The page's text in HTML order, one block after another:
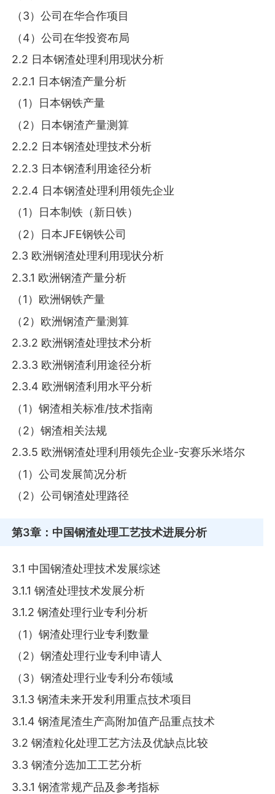
（3）公司在华合作项目
（4）公司在华投资布局
2.2 日本钢渣处理利用现状分析
2.2.1 日本钢渣产量分析
（1）日本钢铁产量
（2）日本钢渣产量测算
2.2.2 日本钢渣处理技术分析
2.2.3 日本钢渣利用途径分析
2.2.4 日本钢渣处理利用领先企业
（1）日本制铁（新日铁）
（2）日本JFE钢铁公司
2.3 欧洲钢渣处理利用现状分析
2.3.1 欧洲钢渣产量分析
（1）欧洲钢铁产量
（2）欧洲钢渣产量测算
2.3.2 欧洲钢渣处理技术分析
2.3.3 欧洲钢渣利用途径分析
2.3.4 欧洲钢渣利用水平分析
（1）钢渣相关标准/技术指南
（2）钢渣相关法规
2.3.5 欧洲钢渣处理利用领先企业-安赛乐米塔尔
（1）公司发展简况分析
（2）公司钢渣处理路径
第3章 ：中国钢渣处理工艺技术进展分析
3.1 中国钢渣处理技术发展综述
3.1.1 钢渣处理技术发展分析
3.1.2 钢渣处理行业专利分析
（1）钢渣处理行业专利数量
（2）钢渣处理行业专利申请人
（3）钢渣处理行业专利分布领域
3.1.3 钢渣未来开发利用重点技术项目
3.1.4 钢渣尾渣生产高附加值产品重点技术
3.2 钢渣粒化处理工艺方法及优缺点比较
3.3 钢渣分选加工工艺分析
3.3.1 钢渣常规产品及参考指标